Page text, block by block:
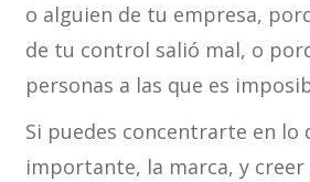
o alguien de tu empresa,
de tu control salió mal, o
personas a las que es
Si puedes concentrarte en lo
importante, la marca, y